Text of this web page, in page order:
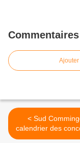
Commentaires
< Sud Comminges -
calendrier des
pétanque